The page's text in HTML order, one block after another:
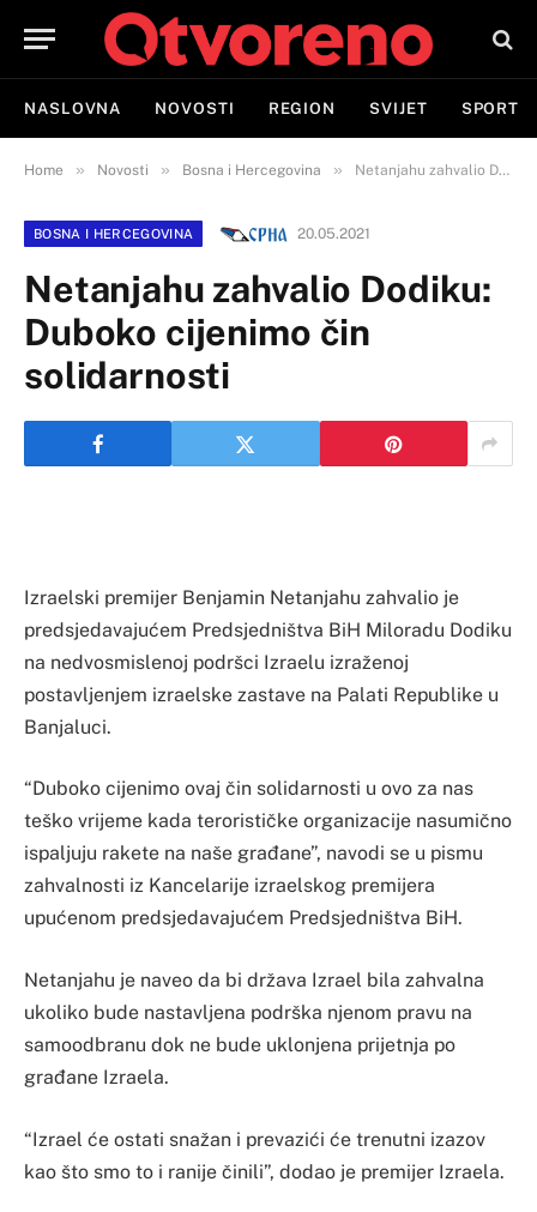
NASLOVNA NOVOSTI REGION SVIJET SPORT
Home » Novosti » Bosna i Hercegovina » Netanjahu zahvalio Dodiku: Duboko cijenimo čin solidarnosti
BOSNA I HERCEGOVINA 20.05.2021
Netanjahu zahvalio Dodiku:
Duboko cijenimo čin
solidarnosti
Izraelski premijer Benjamin Netanjahu zahvalio je
predsjedavajućem Predsjedništva BiH Miloradu Dodiku
na nedvosmislenoj podršci Izraelu izraženoj
postavljenjem izraelske zastave na Palati Republike u
Banjaluci.
“Duboko cijenimo ovaj čin solidarnosti u ovo za nas
teško vrijeme kada terorističke organizacije nasumično
ispaljuju rakete na naše građane”, navodi se u pismu
zahvalnosti iz Kancelarije izraelskog premijera
upućenom predsjedavajućem Predsjedništva BiH.
Netanjahu je naveo da bi država Izrael bila zahvalna
ukoliko bude nastavljena podrška njenom pravu na
samoodbranu dok ne bude uklonjena prijetnja po
građane Izraela.
“Izrael će ostati snažan i prevazići će trenutni izazov
kao što smo to i ranije činili”, dodao je premijer Izraela.